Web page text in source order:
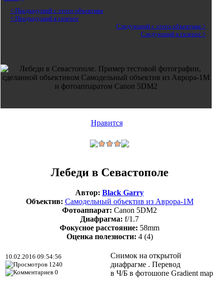
< Предыдущий с этого объектива
< Предыдущий в галерее
Следующий с этого объектива >
Следующий в галерее >
Нравится
Лебеди в Севастополе
Автор: Black Garry
Объектив: Самодельный объектив из Аврора-1М
Фотоаппарат: Canon 5DM2
Диафрагма: f/1.7
Фокусное расстояние: 58mm
Оценка полезности: 4 (4)
10.02.2016 09:54:56
1240
0
Снимок на открытой
диафрагме . Перевод
в Ч/Б в фотошопе Gradient map